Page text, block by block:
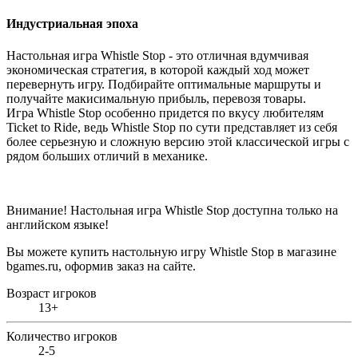
Индустриальная эпоха
Настольная игра Whistle Stop - это отличная вдумчивая
экономическая стратегия, в которой каждый ход может
перевернуть игру. Подбирайте оптимальные маршруты и
получайте макисимальную прибыль, перевозя товары.
Игра Whistle Stop особенно придется по вкусу любителям
Ticket to Ride, ведь Whistle Stop по сути представляет из себя
более серьезную и сложную версию этой классической игры с
рядом больших отличий в механике.
Внимание! Настольная игра Whistle Stop доступна только на
английском языке!
Вы можете купить настольную игру Whistle Stop в магазине
bgames.ru, оформив заказ на сайте.
Возраст игроков
13+
Количество игроков
2-5